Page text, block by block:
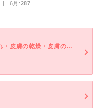
| 6月:287
皮膚の発疹・かゆみ・皮膚のかぶれ・皮膚の乾燥・皮膚のできもの・頭皮の荒れ・かゆみ・手荒れ